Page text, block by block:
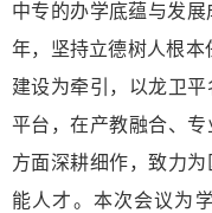
中专的办学底蕴与发
年，坚持立德树人根本
建设为牵引，以龙卫
平台，在产教融合、
方面深耕细作，致力
能人才。本次会议为